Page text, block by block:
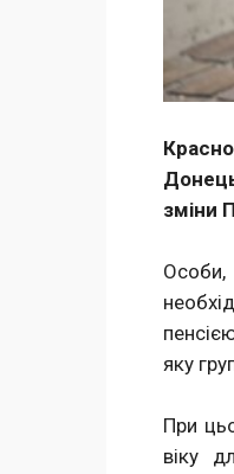
зміни
Особи,
яку
При
віку